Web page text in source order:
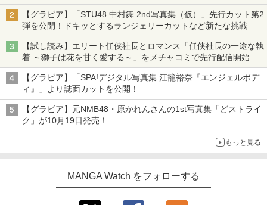
タイトルは「offcourt（オフコート）」に決定
【グラビア】「STU48 中村舞 2nd写真集（仮）」先行カット第2
弾を公開！ドキッとするランジェリーカットなど新たな挑戦
【試し読み】エリート任侠社長とロマンス「任侠社長の一途な執
着 ～獅子は花を甘く愛する～」をメチャコミで先行配信開始
【グラビア】「SPA!デジタル写真集 江籠裕奈『エンジェルボデ
ィ』」より誌面カットを公開！
【グラビア】元NMB48・原かれんさんの1st写真集「どストライ
ク」が10月19日発売！
もっと見る
MANGA Watch をフォローする